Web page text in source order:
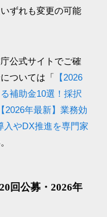
ずれも変更の可能
公式サイトでご確
ついては「 【2026
補助金10選！採択
【2026年最新】業務効
入やDX推進を専門家
回公募・2026年